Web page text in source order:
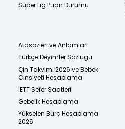
Süper Lig Puan Durumu
Atasözleri ve Anlamları
Türkçe Deyimler Sözlüğü
Çin Takvimi 2026 ve Bebek
Cinsiyeti Hesaplama
İETT Sefer Saatleri
Gebelik Hesaplama
Yükselen Burç Hesaplama
2026